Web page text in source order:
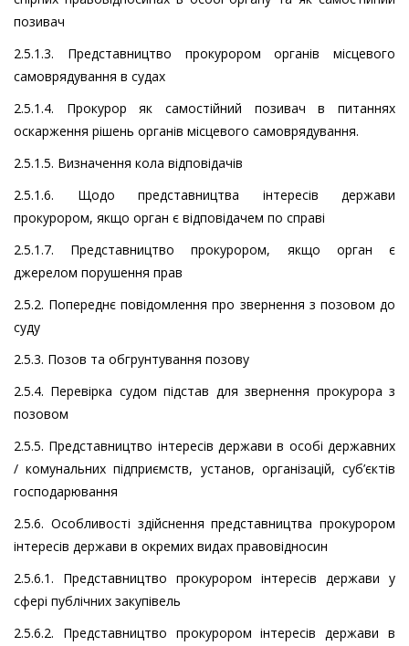
позивач
2.5.1.3. Представництво прокурором органів місцевого
самоврядування в судах
2.5.1.4. Прокурор як самостійний позивач в питаннях
оскарження рішень органів місцевого самоврядування.
2.5.1.5. Визначення кола відповідачів
2.5.1.6. Щодо представництва інтересів держави
прокурором, якщо орган є відповідачем по справі
2.5.1.7. Представництво прокурором, якщо орган є
джерелом порушення прав
2.5.2. Попереднє повідомлення про звернення з позовом до
суду
2.5.3. Позов та обгрунтування позову
2.5.4. Перевірка судом підстав для звернення прокурора з
позовом
2.5.5. Представництво інтересів держави в особі державних
/ комунальних підприємств, установ, організацій, суб’єктів
господарювання
2.5.6. Особливості здійснення представництва прокурором
інтересів держави в окремих видах правовідносин
2.5.6.1. Представництво прокурором інтересів держави у
сфері публічних закупівель
2.5.6.2. Представництво прокурором інтересів держави в